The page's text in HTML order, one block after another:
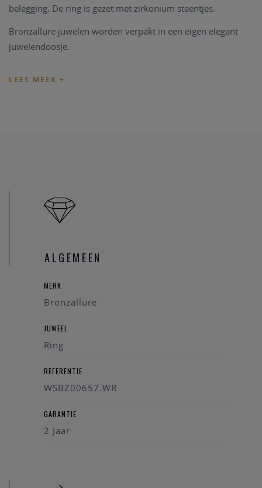
belegging. De ring is gezet met zirkonium steentjes.
Bronzallure juwelen worden verpakt in een eigen elegant
juwelendoosje.
met uw wens, kunnen we het juweel steeds aanpassen in
ALGEMEEN
MERK
Bronzallure
JUWEEL
Ring
REFERENTIE
WSBZ00657.WR
GARANTIE
2 Jaar